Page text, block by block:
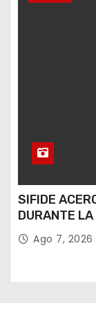
SIFIDE
DURANTE
Ago 7, 2026